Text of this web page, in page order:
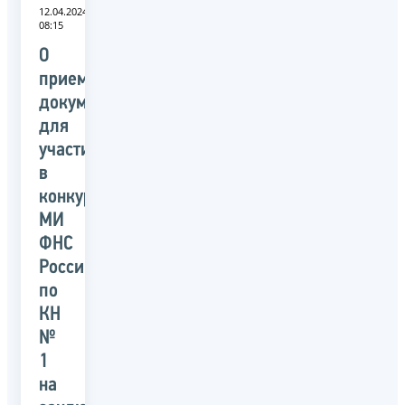
12.04.2024
08:15
О
приеме
документов
для
участия
в
конкурсе
МИ
ФНС
России
по
КН
№
1
на